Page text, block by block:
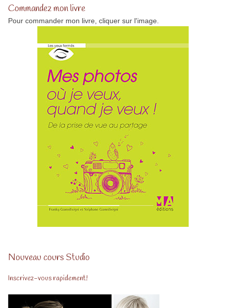
Commandez mon livre
Pour commander mon livre, cliquer sur l'image.
Nouveau cours Studio
Inscrivez-vous rapidement!